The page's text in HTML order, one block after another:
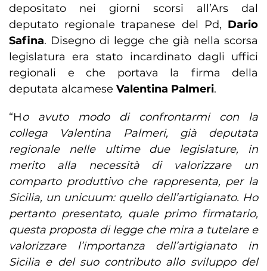
depositato nei giorni scorsi all’Ars dal
deputato regionale trapanese del Pd, Dario
Safina. Disegno di legge che già nella scorsa
legislatura era stato incardinato dagli uffici
regionali e che portava la firma della
deputata alcamese Valentina Palmeri.
“Ho avuto modo di confrontarmi con la
collega Valentina Palmeri, già deputata
regionale nelle ultime due legislature, in
merito alla necessità di valorizzare un
comparto produttivo che rappresenta, per la
Sicilia, un unicuum: quello dell’artigianato. Ho
pertanto presentato, quale primo firmatario,
questa proposta di legge che mira a tutelare e
valorizzare l’importanza dell’artigianato in
Sicilia e del suo contributo allo sviluppo del